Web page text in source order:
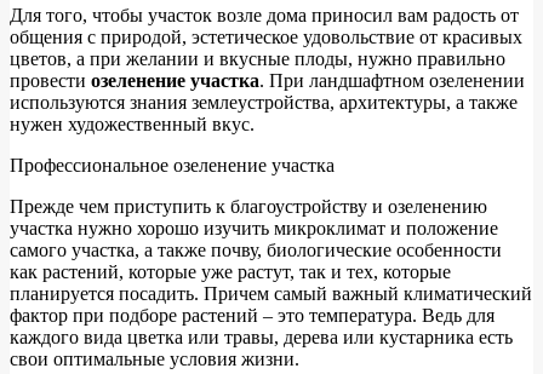
Для того, чтобы участок возле дома приносил вам радость от
общения с природой, эстетическое удовольствие от красивых
цветов, а при желании и вкусные плоды, нужно правильно
провести озеленение участка. При ландшафтном озеленении
используются знания землеустройства, архитектуры, а также
нужен художественный вкус.
Профессиональное озеленение участка
Прежде чем приступить к благоустройству и озеленению
участка нужно хорошо изучить микроклимат и положение
самого участка, а также почву, биологические особенности
как растений, которые уже растут, так и тех, которые
планируется посадить. Причем самый важный климатический
фактор при подборе растений – это температура. Ведь для
каждого вида цветка или травы, дерева или кустарника есть
свои оптимальные условия жизни.